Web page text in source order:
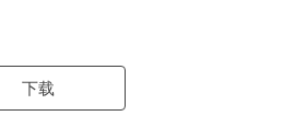
下载